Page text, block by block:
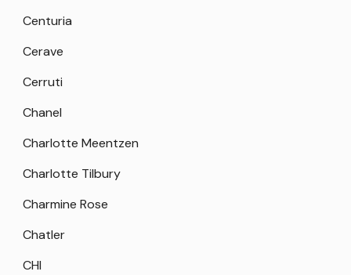
Centuria
Cerave
Cerruti
Chanel
Charlotte Meentzen
Charlotte Tilbury
Charmine Rose
Chatler
CHI